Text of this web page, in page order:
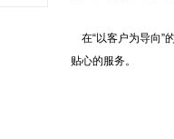
在“以客户为导向”
贴心的服务。